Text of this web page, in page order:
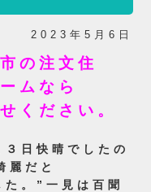
2023年5月6日
の注文住
ムなら
ください。
日快晴でしたの
麗だと
。”一見は百聞